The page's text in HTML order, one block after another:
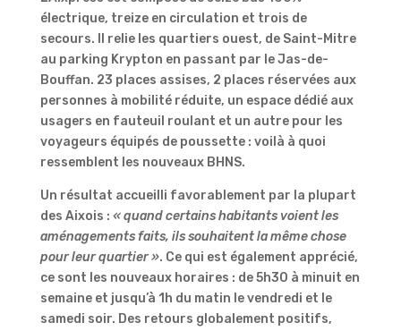
électrique, treize en circulation et trois de
secours. Il relie les quartiers ouest, de Saint-Mitre
au parking Krypton en passant par le Jas-de-
Bouffan. 23 places assises, 2 places réservées aux
personnes à mobilité réduite, un espace dédié aux
usagers en fauteuil roulant et un autre pour les
voyageurs équipés de poussette : voilà à quoi
ressemblent les nouveaux BHNS.
Un résultat accueilli favorablement par la plupart
des Aixois : « quand certains habitants voient les
aménagements faits, ils souhaitent la même chose
pour leur quartier ». Ce qui est également apprécié,
ce sont les nouveaux horaires : de 5h30 à minuit en
semaine et jusqu’à 1h du matin le vendredi et le
samedi soir. Des retours globalement positifs,